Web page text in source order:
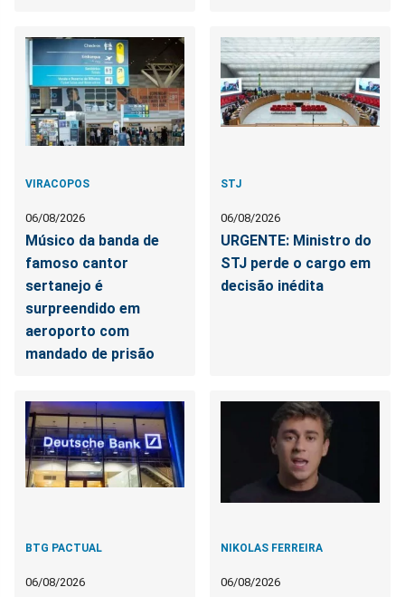
VIRACOPOS
06/08/2026
Músico da banda de
famoso cantor
sertanejo é
surpreendido em
aeroporto com
mandado de prisão
STJ
06/08/2026
URGENTE: Ministro do
STJ perde o cargo em
decisão inédita
BTG PACTUAL
06/08/2026
NIKOLAS FERREIRA
06/08/2026